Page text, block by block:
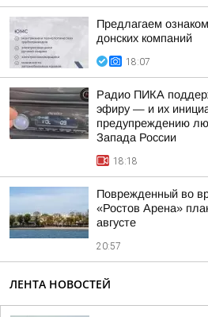
Предлагаем
донских компаний
18:07
Радио ПИКА
эфиру — и их
предупреждению
Запада России
18:18
Поврежденный во
«Ростов Арена»
августе
20:57
ЛЕНТА НОВОСТЕЙ